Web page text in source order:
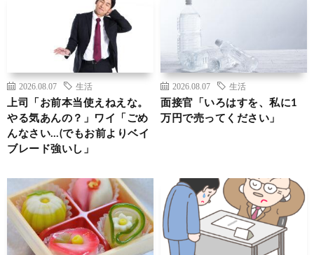
2026.08.07 生活
上司「お前本当使えねえな。
やる気あんの？」ワイ「ごめ
んなさい…(でもお前よりベイ
ブレード強いし」
2026.08.07 生活
面接官「いろはすを、私に1
万円で売ってください」